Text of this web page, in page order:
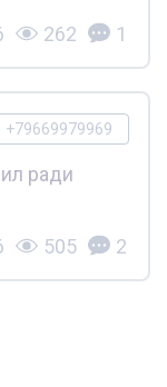
262 1
+79669979969
ради
505 2